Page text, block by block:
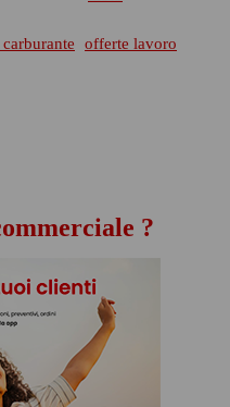
offerte lavoro
?